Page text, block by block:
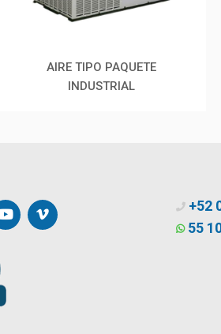
AIRE TIPO PAQUETE
INDUSTRIAL
+52
55